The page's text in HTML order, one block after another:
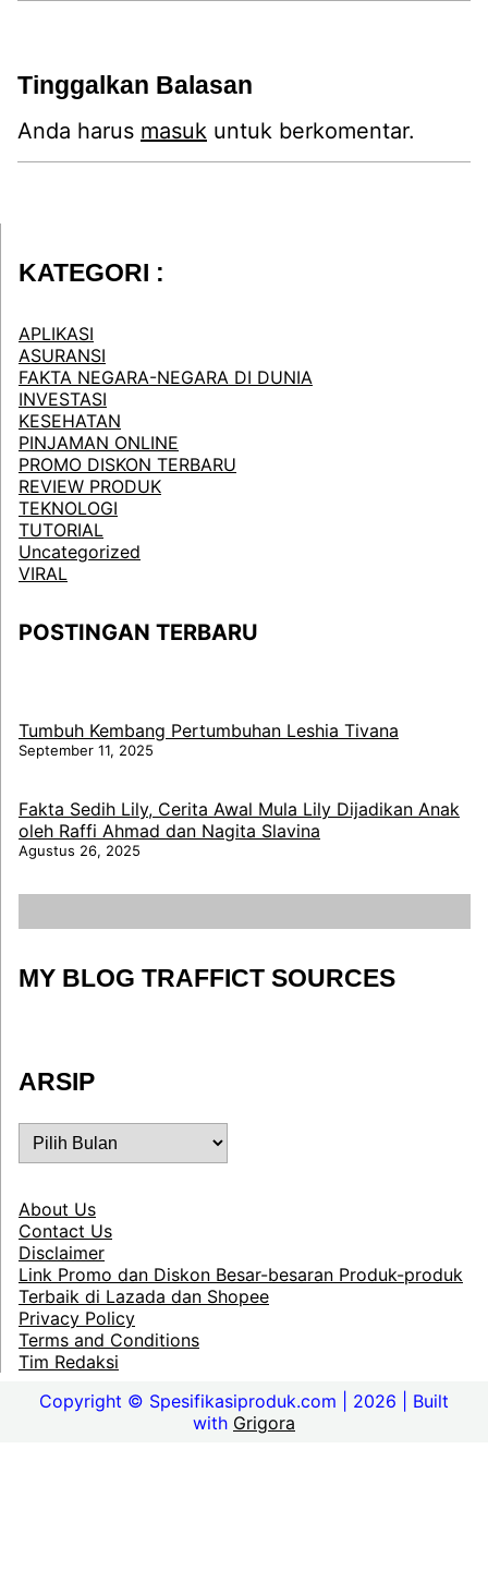
Tinggalkan Balasan
Anda harus masuk untuk berkomentar.
KATEGORI :
APLIKASI
ASURANSI
FAKTA NEGARA-NEGARA DI DUNIA
INVESTASI
KESEHATAN
PINJAMAN ONLINE
PROMO DISKON TERBARU
REVIEW PRODUK
TEKNOLOGI
TUTORIAL
Uncategorized
VIRAL
POSTINGAN TERBARU
Tumbuh Kembang Pertumbuhan Leshia Tivana
September 11, 2025
Fakta Sedih Lily, Cerita Awal Mula Lily Dijadikan Anak
oleh Raffi Ahmad dan Nagita Slavina
Agustus 26, 2025
MY BLOG TRAFFICT SOURCES
ARSIP
ARSIP
About Us
Contact Us
Disclaimer
Link Promo dan Diskon Besar-besaran Produk-produk
Terbaik di Lazada dan Shopee
Privacy Policy
Terms and Conditions
Tim Redaksi
Copyright © Spesifikasiproduk.com | 2026 | Built
with Grigora